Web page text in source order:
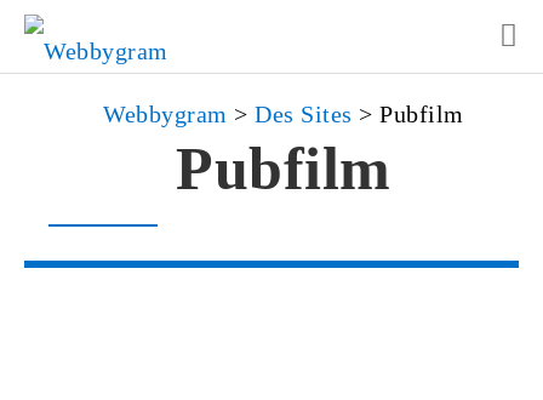
Webbygram >Des Sites >Pubfilm
Pubfilm